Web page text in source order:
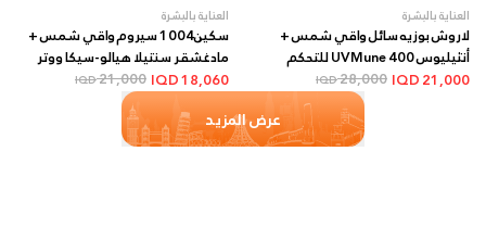
العناية بالبشرة
لاروش بوزيه سائل واقي شمس +
أنثيليوس UVMune 400 للتحكم
بالزيوت SPF50+ بلمسة مطفية +
21,000
28,000
IQD
العناية بالبشرة
سكين1004 سيروم واقي شمس +
مادغشقر سنتيلا هيالو-سيكا ووتر
فيت SPF50+ + 50 مل
18,060
21,000
IQD
عرض المزيد